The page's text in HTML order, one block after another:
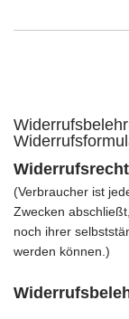
(Verbraucher ist
Zwecken
noch ihrer
werden können.)